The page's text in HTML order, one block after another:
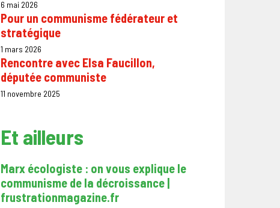
6 mai 2026
Pour un communisme fédérateur et
stratégique
1 mars 2026
Rencontre avec Elsa Faucillon,
députée communiste
11 novembre 2025
Et ailleurs
Marx écologiste : on vous explique le
communisme de la décroissance |
frustrationmagazine.fr